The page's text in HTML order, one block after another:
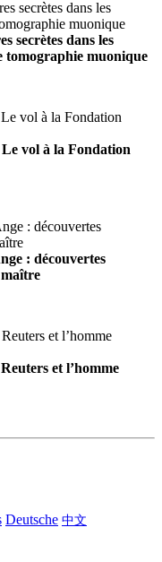
secrètes dans les
tomographie muonique
vol à la Fondation
: découvertes
et l’homme
Deutsche 中文